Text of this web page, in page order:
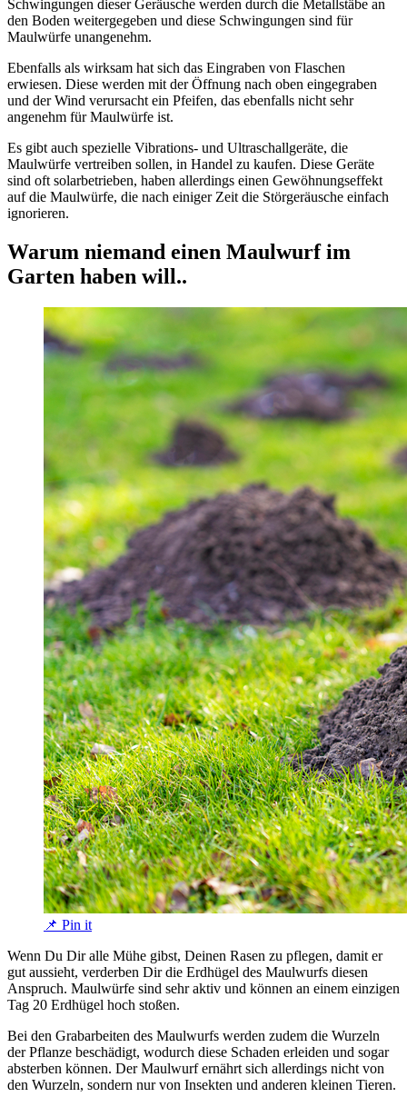
Schwingungen dieser Geräusche werden durch die Metallstäbe an
den Boden weitergegeben und diese Schwingungen sind für
Maulwürfe unangenehm.
Ebenfalls als wirksam hat sich das Eingraben von Flaschen
erwiesen. Diese werden mit der Öffnung nach oben eingegraben
und der Wind verursacht ein Pfeifen, das ebenfalls nicht sehr
angenehm für Maulwürfe ist.
Es gibt auch spezielle Vibrations- und Ultraschallgeräte, die
Maulwürfe vertreiben sollen, in Handel zu kaufen. Diese Geräte
sind oft solarbetrieben, haben allerdings einen Gewöhnungseffekt
auf die Maulwürfe, die nach einiger Zeit die Störgeräusche einfach
ignorieren.
Warum niemand einen Maulwurf im
Garten haben will..
📌 Pin it
Wenn Du Dir alle Mühe gibst, Deinen Rasen zu pflegen, damit er
gut aussieht, verderben Dir die Erdhügel des Maulwurfs diesen
Anspruch. Maulwürfe sind sehr aktiv und können an einem einzigen
Tag 20 Erdhügel hoch stoßen.
Bei den Grabarbeiten des Maulwurfs werden zudem die Wurzeln
der Pflanze beschädigt, wodurch diese Schaden erleiden und sogar
absterben können. Der Maulwurf ernährt sich allerdings nicht von
den Wurzeln, sondern nur von Insekten und anderen kleinen Tieren.